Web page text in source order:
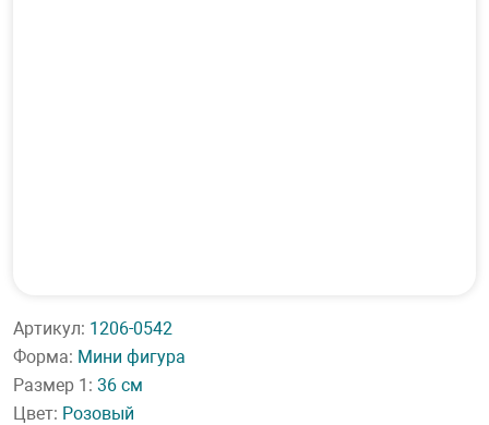
Артикул: 1206-0542
Форма: Мини фигура
Размер 1: 36 см
Цвет: Розовый